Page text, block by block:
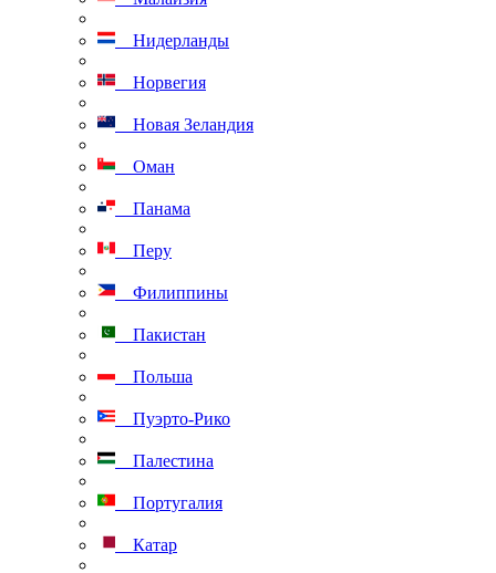
Нидерланды
Норвегия
Новая Зеландия
Оман
Панама
Перу
Филиппины
Пакистан
Польша
Пуэрто-Рико
Палестина
Португалия
Катар